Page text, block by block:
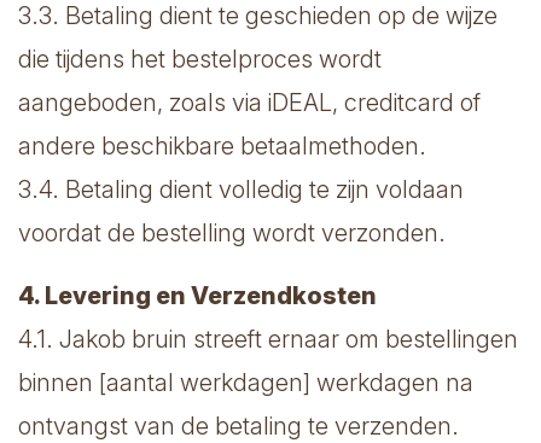
3.3. Betaling dient te geschieden op de wijze
die tijdens het bestelproces wordt
aangeboden, zoals via iDEAL, creditcard of
andere beschikbare betaalmethoden.
3.4. Betaling dient volledig te zijn voldaan
voordat de bestelling wordt verzonden.
4. Levering en Verzendkosten
4.1. Jakob bruin streeft ernaar om bestellingen
binnen [aantal werkdagen] werkdagen na
ontvangst van de betaling te verzenden.